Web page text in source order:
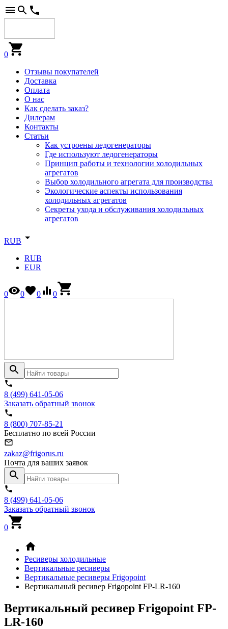
0
Отзывы покупателей
Доставка
Оплата
О нас
Как сделать заказ?
Дилерам
Контакты
Статьи
Как устроены ледогенераторы
Где используют ледогенераторы
Принцип работы и технологии холодильных
агрегатов
Выбор холодильного агрегата для производства
Экологические аспекты использования
холодильных агрегатов
Секреты ухода и обслуживания холодильных
агрегатов
RUB
RUB
EUR
0 0 0 0
8 (499) 641-05-06
Заказать обратный звонок
8 (800) 707-85-21
Бесплатно по всей России
zakaz@frigorus.ru
Почта для ваших заявок
8 (499) 641-05-06
Заказать обратный звонок
0
Ресиверы холодильные
Вертикальные ресиверы
Вертикальные ресиверы Frigopoint
Вертикальный ресивер Frigopoint FP-LR-160
Вертикальный ресивер Frigopoint FP-
LR-160